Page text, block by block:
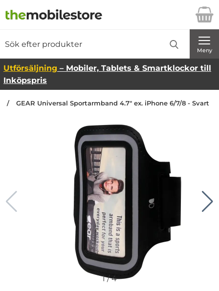
Startsidan för Danira Telecom AB
Meny
Utförsäljning – Mobiler, Tablets & Smartklockor till
Inköpspris
GEAR Universal Sportarmband 4.7" ex. iPhone 6/7/8 - Svart
1/4